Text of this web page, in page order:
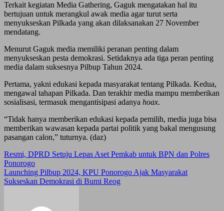
Terkait kegiatan Media Gathering, Gaguk mengatakan hal itu
bertujuan untuk merangkul awak media agar turut serta
menyukseskan Pilkada yang akan dilaksanakan 27 November
mendatang.
Menurut Gaguk media memiliki peranan penting dalam
menyukseskan pesta demokrasi. Setidaknya ada tiga peran penting
media dalam suksesnya Pilbup Tahun 2024.
Pertama, yakni edukasi kepada masyarakat tentang Pilkada. Kedua,
mengawal tahapan Pilkada. Dan terakhir media mampu memberikan
sosialisasi, termasuk mengantisipasi adanya hoax.
“Tidak hanya memberikan edukasi kepada pemilih, media juga bisa
memberikan wawasan kepada partai politik yang bakal mengusung
pasangan calon,” tuturnya. (daz)
Post
navigation
Resmi, DPRD Setuju Lepas Aset Pemkab untuk BPN dan Polres
Ponorogo
Launching Pilbup 2024, KPU Ponorogo Ajak Masyarakat
Sukseskan Demokrasi di Bumi Reog